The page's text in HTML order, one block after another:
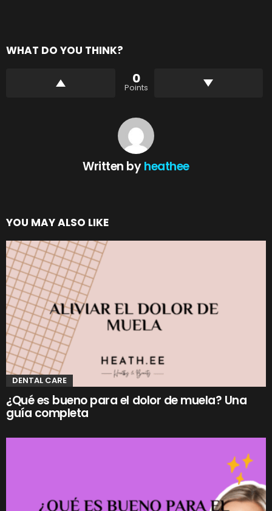
WHAT DO YOU THINK?
0
Points
Written byheathee
YOU MAY ALSO LIKE
DENTAL CARE
¿Qué es bueno para el dolor de muela? Una
guía completa